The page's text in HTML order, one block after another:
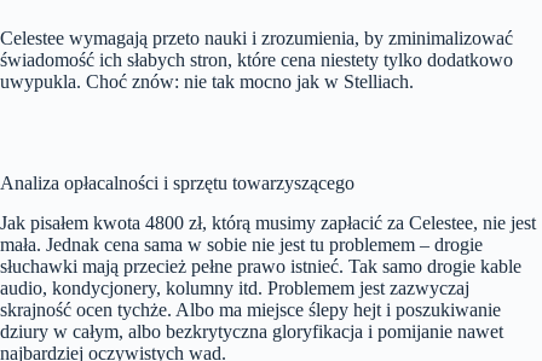
Celestee wymagają przeto nauki i zrozumienia, by zminimalizować
świadomość ich słabych stron, które cena niestety tylko dodatkowo
uwypukla. Choć znów: nie tak mocno jak w Stelliach.
Analiza opłacalności i sprzętu towarzyszącego
Jak pisałem kwota 4800 zł, którą musimy zapłacić za Celestee, nie jest
mała. Jednak cena sama w sobie nie jest tu problemem – drogie
słuchawki mają przecież pełne prawo istnieć. Tak samo drogie kable
audio, kondycjonery, kolumny itd. Problemem jest zazwyczaj
skrajność ocen tychże. Albo ma miejsce ślepy hejt i poszukiwanie
dziury w całym, albo bezkrytyczna gloryfikacja i pomijanie nawet
najbardziej oczywistych wad.